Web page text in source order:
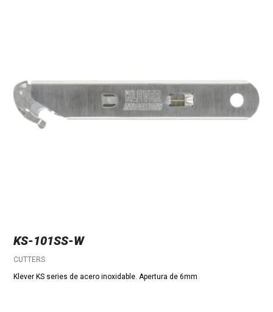
KS-101SS-W
CUTTERS
Klever KS series de acero inoxidable. Apertura de 6mm